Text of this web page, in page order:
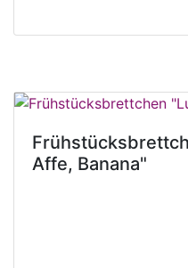
Affe, Banana"